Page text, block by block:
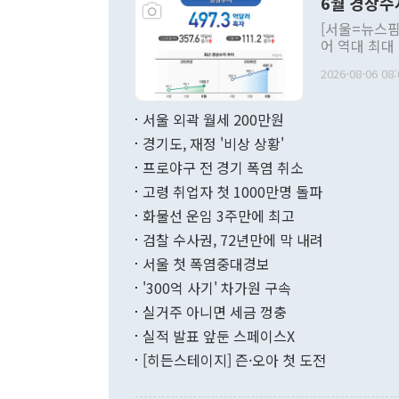
주의적 희망
관의 대북
관 부처 장
관의 무리한
다. [정동영 통일부 장관이 지난달 23일 오후 서울 종로구 정부서울청사에
무너졌다고
함께 4자 대
"우리의 선
관은 업무
[서울=뉴스
어 역대 최
료=한국은행] 한국은행이 6일 발표한 '2026년 6월 국제수지(잠정)'
며 월간 기
196.9% 급
수출은
기록했지만
로 전환됐다.
2026-08-06
서울 외곽 월세 200만원
경기도, 재정 '비상 상황'
프로야구 전 경기 폭염 취소
고령 취업자 첫 1000만명 돌파
화물선 운임 3주만에 최고
검찰 수사권, 72년만에 막 내려
서울 첫 폭염중대경보
'300억 사기' 차가원 구속
실거주 아니면 세금 껑충
실적 발표 앞둔 스페이스X
[히든스테이지] 즌·오아 첫 도전